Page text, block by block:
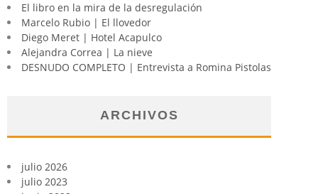
El libro en la mira de la desregulación
Marcelo Rubio | El llovedor
Diego Meret | Hotel Acapulco
Alejandra Correa | La nieve
DESNUDO COMPLETO | Entrevista a Romina Pistolas
ARCHIVOS
julio 2026
julio 2023